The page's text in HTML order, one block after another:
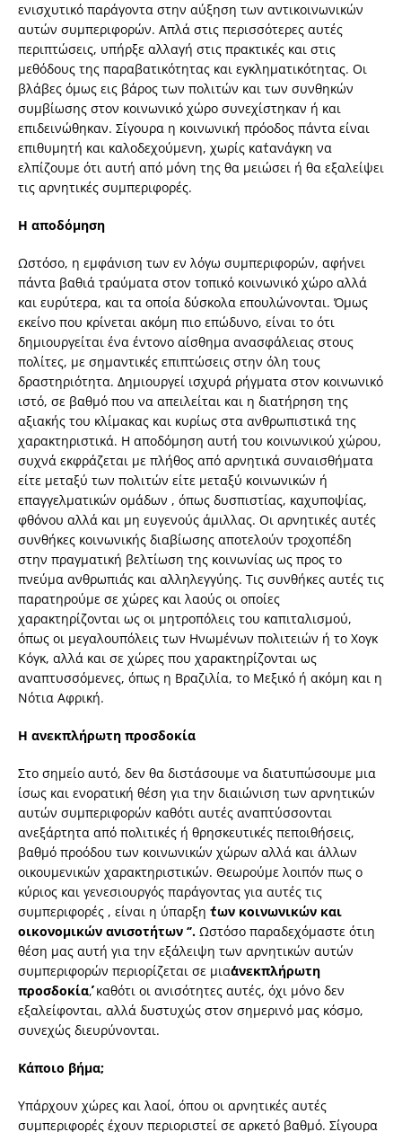
ενισχυτικό παράγοντα στην αύξηση των αντικοινωνικών
αυτών συμπεριφορών. Απλά στις περισσότερες αυτές
περιπτώσεις, υπήρξε αλλαγή στις πρακτικές και στις
μεθόδους της παραβατικότητας και εγκληματικότητας. Οι
βλάβες όμως εις βάρος των πολιτών και των συνθηκών
συμβίωσης στον κοινωνικό χώρο συνεχίστηκαν ή και
επιδεινώθηκαν. Σίγουρα η κοινωνική πρόοδος πάντα είναι
επιθυμητή και καλοδεχούμενη, χωρίς κατ΄ανάγκη να
ελπίζουμε ότι αυτή από μόνη της θα μειώσει ή θα εξαλείψει
τις αρνητικές συμπεριφορές.
Η αποδόμηση
Ωστόσο, η εμφάνιση των εν λόγω συμπεριφορών, αφήνει
πάντα βαθιά τραύματα στον τοπικό κοινωνικό χώρο αλλά
και ευρύτερα, και τα οποία δύσκολα επουλώνονται. Όμως
εκείνο που κρίνεται ακόμη πιο επώδυνο, είναι το ότι
δημιουργείται ένα έντονο αίσθημα ανασφάλειας στους
πολίτες, με σημαντικές επιπτώσεις στην όλη τους
δραστηριότητα. Δημιουργεί ισχυρά ρήγματα στον κοινωνικό
ιστό, σε βαθμό που να απειλείται και η διατήρηση της
αξιακής του κλίμακας και κυρίως στα ανθρωπιστικά της
χαρακτηριστικά. Η αποδόμηση αυτή του κοινωνικού χώρου,
συχνά εκφράζεται με πλήθος από αρνητικά συναισθήματα
είτε μεταξύ των πολιτών είτε μεταξύ κοινωνικών ή
επαγγελματικών ομάδων , όπως δυσπιστίας, καχυποψίας,
φθόνου αλλά και μη ευγενούς άμιλλας. Οι αρνητικές αυτές
συνθήκες κοινωνικής διαβίωσης αποτελούν τροχοπέδη
στην πραγματική βελτίωση της κοινωνίας ως προς το
πνεύμα ανθρωπιάς και αλληλεγγύης. Τις συνθήκες αυτές τις
παρατηρούμε σε χώρες και λαούς οι οποίες
χαρακτηρίζονται ως οι μητροπόλεις του καπιταλισμού,
όπως οι μεγαλουπόλεις των Ηνωμένων πολιτειών ή το Χογκ
Κόγκ, αλλά και σε χώρες που χαρακτηρίζονται ως
αναπτυσσόμενες, όπως η Βραζιλία, το Μεξικό ή ακόμη και η
Νότια Αφρική.
Η ανεκπλήρωτη προσδοκία
Στο σημείο αυτό, δεν θα διστάσουμε να διατυπώσουμε μια
ίσως και ενορατική θέση για την διαιώνιση των αρνητικών
αυτών συμπεριφορών καθότι αυτές αναπτύσσονται
ανεξάρτητα από πολιτικές ή θρησκευτικές πεποιθήσεις,
βαθμό προόδου των κοινωνικών χώρων αλλά και άλλων
οικουμενικών χαρακτηριστικών. Θεωρούμε λοιπόν πως ο
κύριος και γενεσιουργός παράγοντας για αυτές τις
συμπεριφορές , είναι η ύπαρξη ΄΄των κοινωνικών και
οικονομικών ανισοτήτων ‘’. Ωστόσο παραδεχόμαστε ότιη
θέση μας αυτή για την εξάλειψη των αρνητικών αυτών
συμπεριφορών περιορίζεται σε μια΄΄ανεκπλήρωτη
προσδοκία΄΄, καθότι οι ανισότητες αυτές, όχι μόνο δεν
εξαλείφονται, αλλά δυστυχώς στον σημερινό μας κόσμο,
συνεχώς διευρύνονται.
Κάποιο βήμα;
Υπάρχουν χώρες και λαοί, όπου οι αρνητικές αυτές
συμπεριφορές έχουν περιοριστεί σε αρκετό βαθμό. Σίγουρα